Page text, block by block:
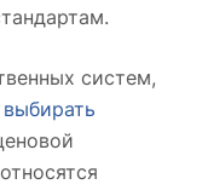
систем,
выбирать